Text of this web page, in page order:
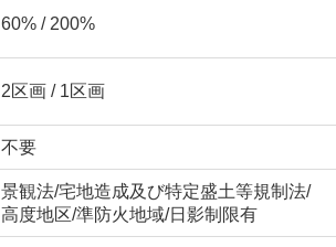
60% / 200%
2区画 / 1区画
不要
景観法/宅地造成及び特定盛土等規制法/
高度地区/準防火地域/日影制限有